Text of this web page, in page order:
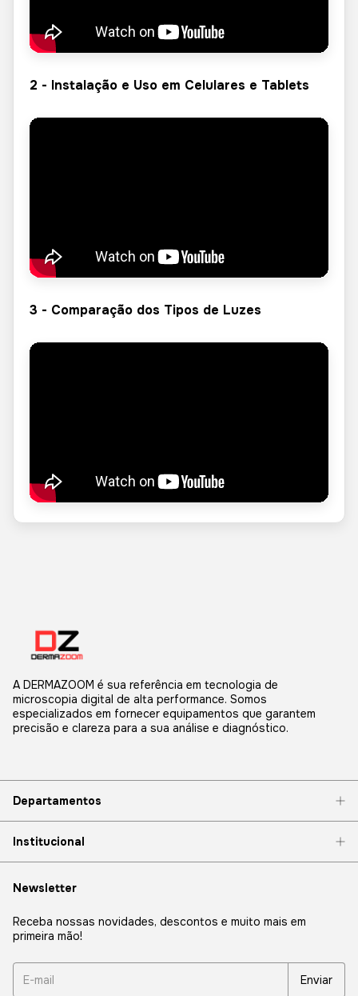
2 - Instalação e Uso em Celulares e Tablets
3 - Comparação dos Tipos de Luzes
A DERMAZOOM é sua referência em tecnologia de
microscopia digital de alta performance. Somos
especializados em fornecer equipamentos que garantem
precisão e clareza para a sua análise e diagnóstico.
Departamentos
Institucional
Newsletter
Receba nossas novidades, descontos e muito mais em
primeira mão!